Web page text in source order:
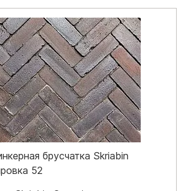
брусчатка Skriabin
52